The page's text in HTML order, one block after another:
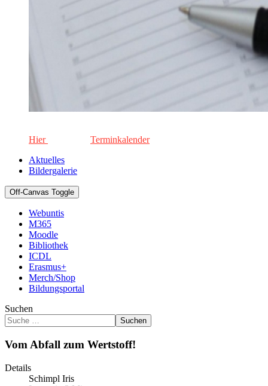
Hier
Terminkalender
Aktuelles
Bildergalerie
Off-Canvas Toggle
Webuntis
M365
Moodle
Bibliothek
ICDL
Erasmus+
Merch/Shop
Bildungsportal
Suchen
Suchen
Vom Abfall zum Wertstoff!
Details
Schimpl Iris